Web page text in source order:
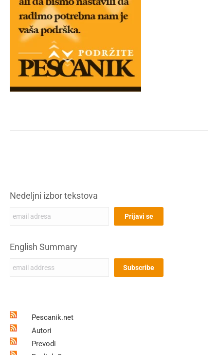
Nedeljni izbor tekstova
English Summary
Pescanik.net
Autori
Prevodi